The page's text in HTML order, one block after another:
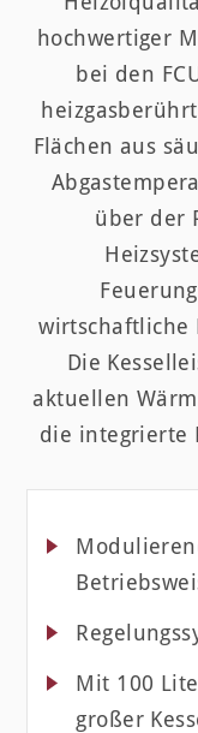
hochwertiger
bei den
Flächen aus
über der
wirtschaftliche
Die
aktuellen
die integrierte
Mit 100
großer